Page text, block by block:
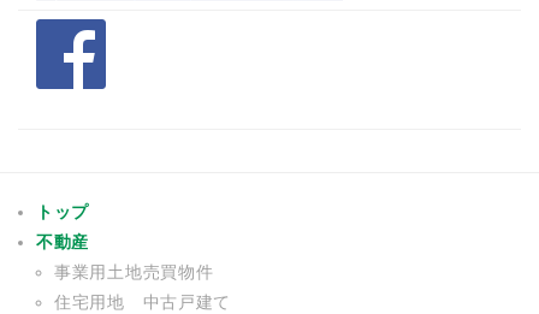
トップ
不動産
事業用土地売買物件
住宅用地 中古戸建て